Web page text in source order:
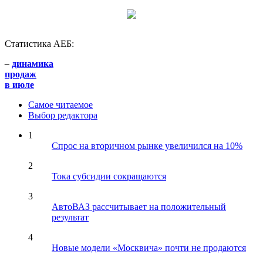
Статистика АЕБ:
– динамика
продаж
в июле
Самое читаемое
Выбор редактора
1
Спрос на вторичном рынке увеличился на 10%
2
Тока субсидии сокращаются
3
АвтоВАЗ рассчитывает на положительный
результат
4
Новые модели «Москвича» почти не продаются